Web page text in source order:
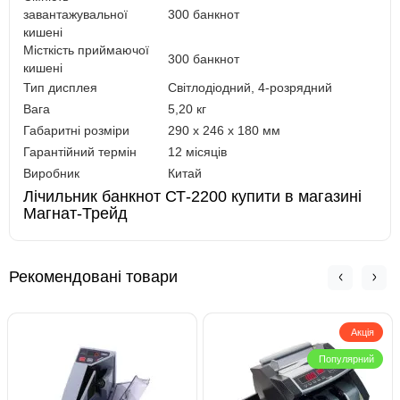
завантажувальної
кишені
300 банкнот
Місткість приймаючої
кишені
300 банкнот
Тип дисплея
Світлодіодний, 4-розрядний
Вага
5,20 кг
Габаритні розміри
290 х 246 х 180 мм
Гарантійний термін
12 місяців
Виробник
Китай
Лічильник банкнот СТ-2200 купити в магазині
Магнат-Трейд
Рекомендовані товари
Акція
Популярний